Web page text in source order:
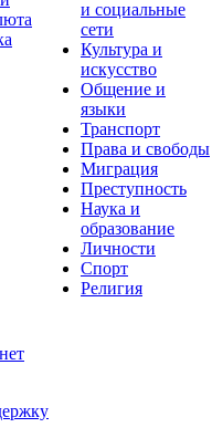
и социальные
сети
Культура и
искусство
Общение и
языки
Транспорт
Права и свободы
Миграция
Преступность
Наука и
образование
Личности
Спорт
Религия